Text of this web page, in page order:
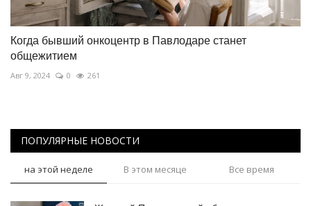
Когда бывший онкоцентр в Павлодаре станет
общежитием
Авг 9, 2024 0 261
ПОПУЛЯРНЫЕ НОВОСТИ
на этой неделе В этом месяце Все время